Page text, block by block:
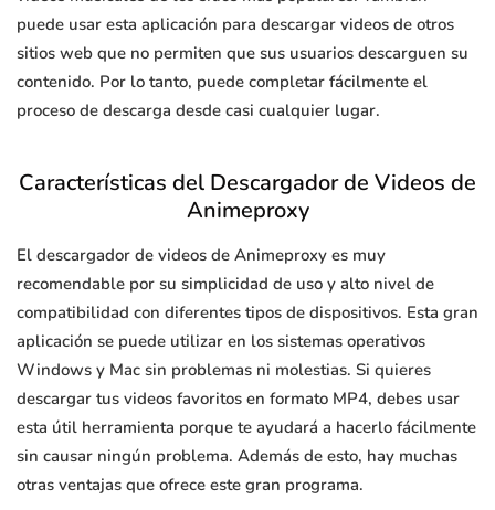
puede usar esta aplicación para descargar videos de otros
sitios web que no permiten que sus usuarios descarguen su
contenido. Por lo tanto, puede completar fácilmente el
proceso de descarga desde casi cualquier lugar.
Características del Descargador de Videos de
Animeproxy
El descargador de videos de Animeproxy es muy
recomendable por su simplicidad de uso y alto nivel de
compatibilidad con diferentes tipos de dispositivos. Esta gran
aplicación se puede utilizar en los sistemas operativos
Windows y Mac sin problemas ni molestias. Si quieres
descargar tus videos favoritos en formato MP4, debes usar
esta útil herramienta porque te ayudará a hacerlo fácilmente
sin causar ningún problema. Además de esto, hay muchas
otras ventajas que ofrece este gran programa.